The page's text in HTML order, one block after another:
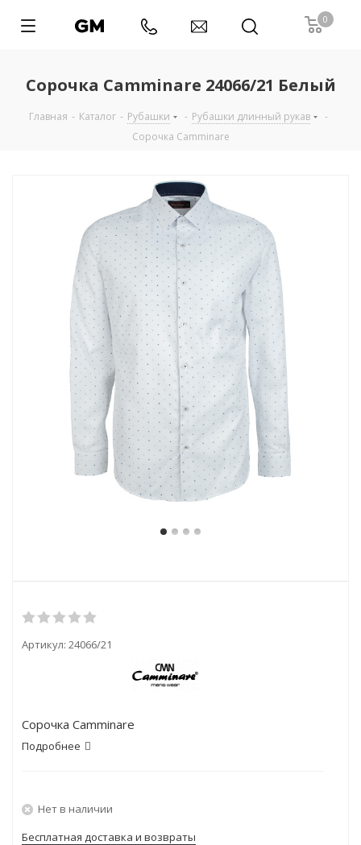
0
Сорочка Camminare 24066/21 Белый
Главная - Каталог - Рубашки - Рубашки длинный рукав
-
Сорочка Camminare
Артикул: 24066/21
Сорочка Camminare
Подробнее
Нет в наличии
Бесплатная доставка и возвраты